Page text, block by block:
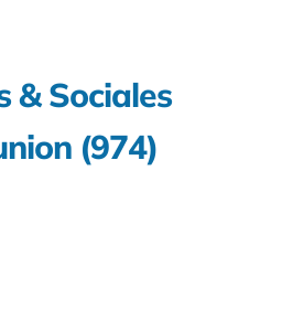
& Sociales
(974)